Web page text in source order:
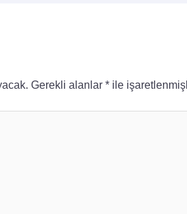
Gerekli alanlar *ile